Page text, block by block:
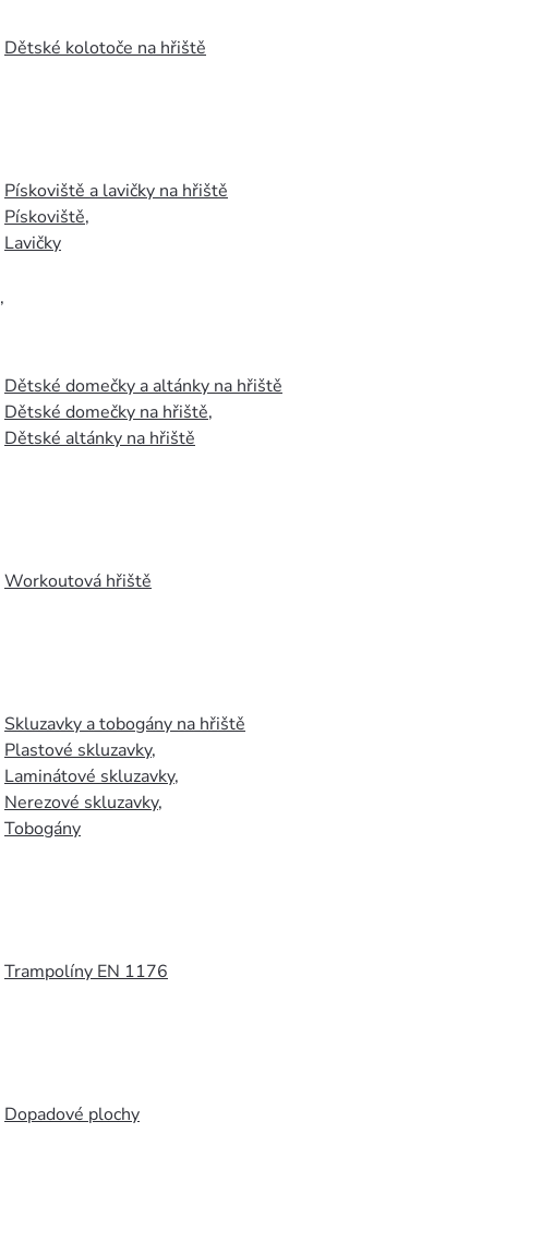
,
Dětské kolotoče na hřiště
Pískoviště a lavičky na hřiště
Pískoviště,
Lavičky
Dětské domečky a altánky na hřiště
Dětské domečky na hřiště,
Dětské altánky na hřiště
Workoutová hřiště
Skluzavky a tobogány na hřiště
Plastové skluzavky,
Laminátové skluzavky,
Nerezové skluzavky,
Tobogány
Trampolíny EN 1176
Dopadové plochy